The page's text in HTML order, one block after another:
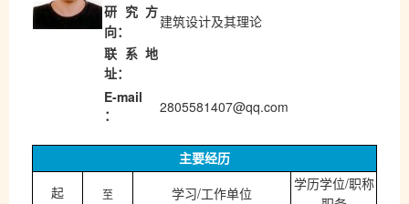
研究方
向：
建筑设计及其理论
联系地
址：
E-mail
：
2805581407@qq.com
主要经历
起 至 学习/工作单位
学历学位/职称